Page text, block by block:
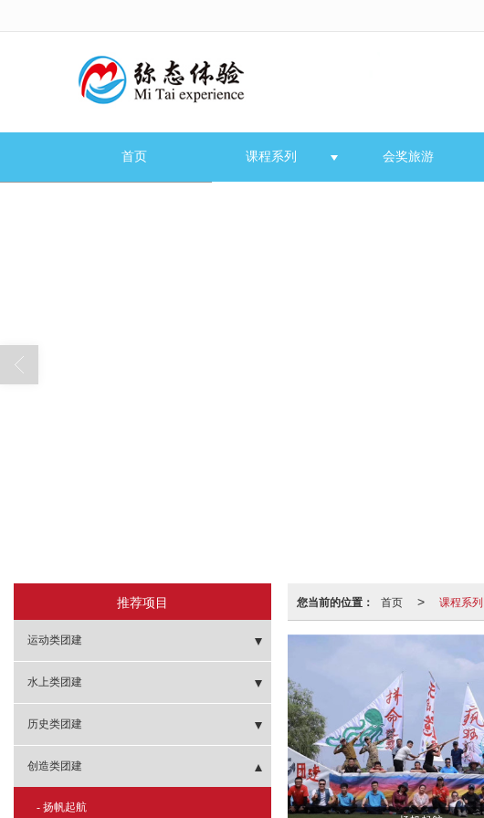
首页 课程系列 会奖旅游
您当前的位置： 首页 > 课程系列
推荐项目
运动类团建
- 棒球团建
- 健球团建
- 冰球团建
- 飞盘团建
水上类团建
- 帆船出击
- 欢快皮艇
- 桨板体验
历史类团建
- 攻打虎牢关
- 笑傲江湖
创造类团建
- 扬帆起航